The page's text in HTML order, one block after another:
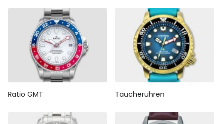
Ratio GMT Taucheruhren